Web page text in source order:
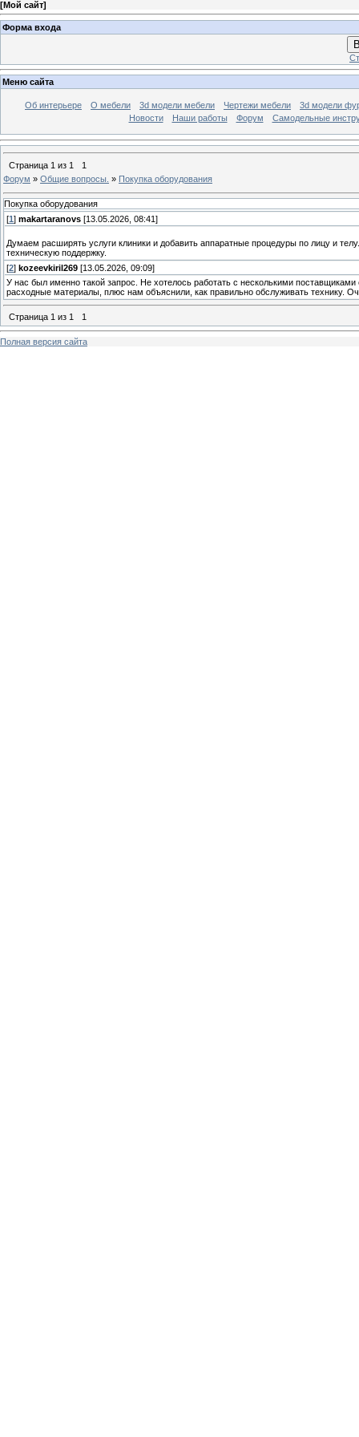
[Мой сайт]
Форма входа
Меню сайта
Об интерьере О мебели 3d модели мебели Чертежи мебели
3d модели
Новости
Наши работы Форум Самодельные
Страница 1 из 1
1
Форум » Общие вопросы. » Покупка оборудования
Покупка оборудования
[1 ] makartaranovs [13.05.2026, 08:41]
Думаем расширять услуги клиники и добавить аппаратные процедуры по лицу и
техническую поддержку.
[2] kozeevkiril269 [13.05.2026, 09:09]
У нас был именно такой запрос. Не хотелось работать с несколькими
расходные материалы, плюс нам объяснили, как правильно обслуживать технику.
Страница 1 из 1 1
Полная версия сайта